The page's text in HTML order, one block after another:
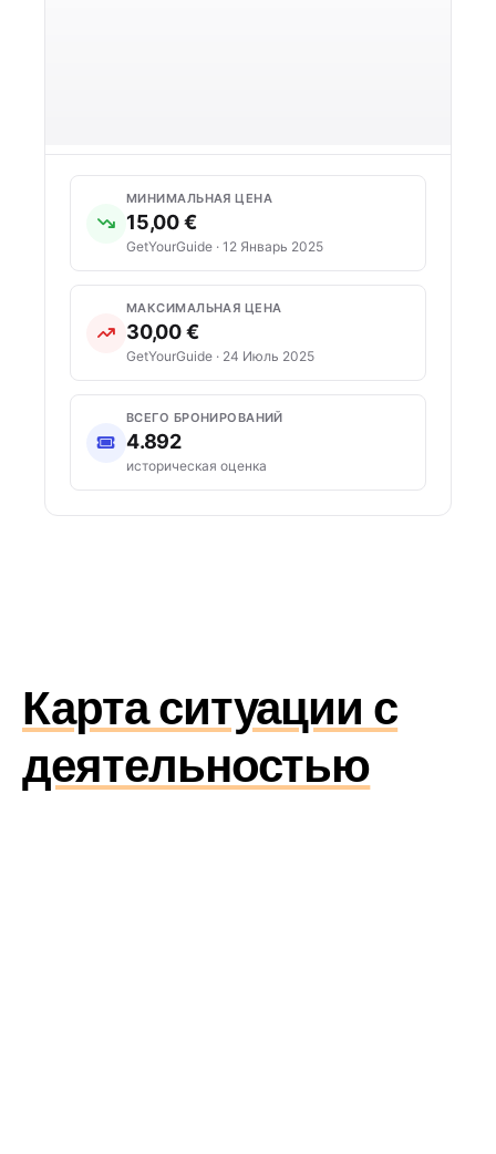
МИНИМАЛЬНАЯ ЦЕНА
15,00 €
GetYourGuide · 12 Январь 2025
МАКСИМАЛЬНАЯ ЦЕНА
30,00 €
GetYourGuide · 24 Июль 2025
ВСЕГО БРОНИРОВАНИЙ
4.892
историческая оценка
Карта ситуации с
деятельностью